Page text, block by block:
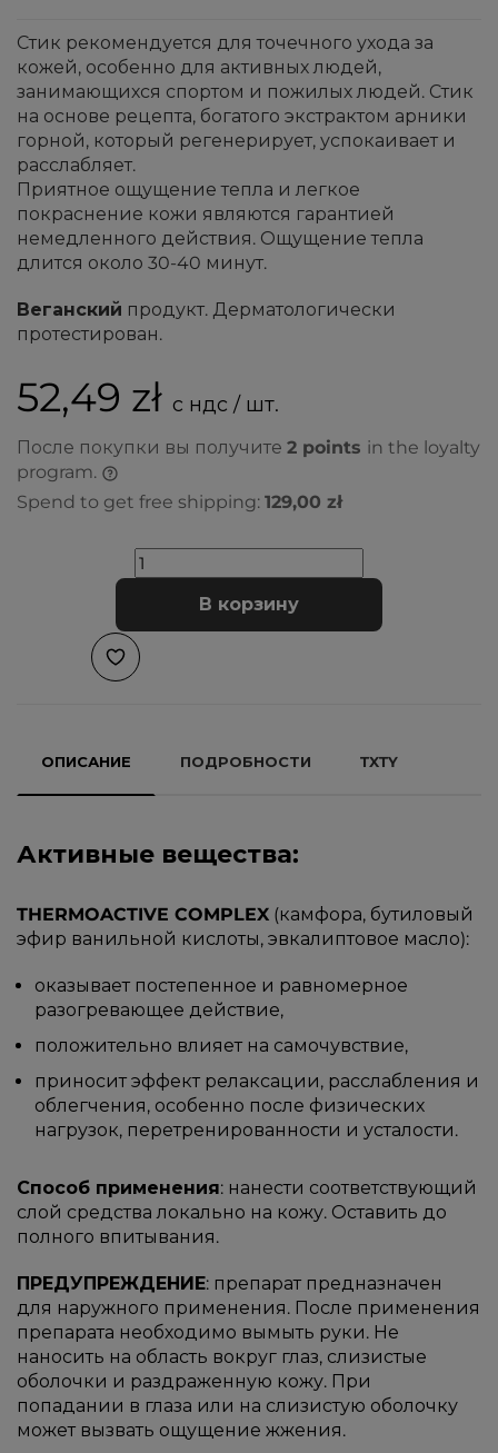
Стик рекомендуется для точечного ухода за
кожей, особенно для активных людей,
занимающихся спортом и пожилых людей. Стик
на основе рецепта, богатого экстрактом арники
горной, который регенерирует, успокаивает и
расслабляет.
Приятное ощущение тепла и легкое
покраснение кожи являются гарантией
немедленного действия. Ощущение тепла
длится около 30-40 минут.
Веганский продукт. Дерматологически
протестирован.
52,49 zł с ндс / шт.
После покупки вы получите 2 points in the loyalty
program.
Spend to get free shipping: 129,00 zł
В корзину
ОПИСАНИЕ ПОДРОБНОСТИ TXTY
Активные вещества:
THERMOACTIVE COMPLEX (камфора, бутиловый
эфир ванильной кислоты, эвкалиптовое масло):
оказывает постепенное и равномерное
разогревающее действие,
положительно влияет на самочувствие,
приносит эффект релаксации, расслабления и
облегчения, особенно после физических
нагрузок, перетренированности и усталости.
Способ применения: нанести соответствующий
слой средства локально на кожу. Оставить до
полного впитывания.
ПРЕДУПРЕЖДЕНИЕ: препарат предназначен
для наружного применения. После применения
препарата необходимо вымыть руки. Не
наносить на область вокруг глаз, слизистые
оболочки и раздраженную кожу. При
попадании в глаза или на слизистую оболочку
может вызвать ощущение жжения.